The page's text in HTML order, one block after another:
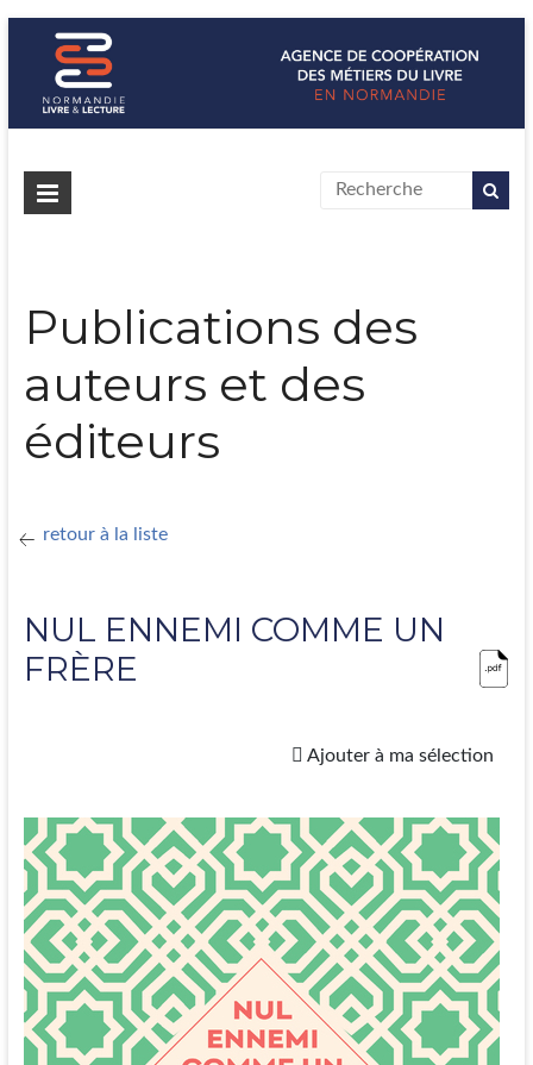
Normandie Livre & Lecture
L'agence de coopération des métiers du livre en Normandie
Publications des
auteurs et des
éditeurs
retour à la liste
NUL ENNEMI COMME UN
FRÈRE
Ajouter à ma sélection